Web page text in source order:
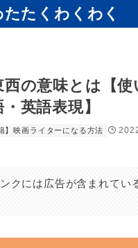
たたくわくわく
西の意味とは【使
英語表現】
】映画ライターになる方法
クには広告が含まれてい